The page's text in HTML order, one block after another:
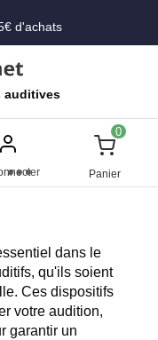
d'achats
auditives
0
Panier
dans le
qu'ils soient
Ces dispositifs
votre audition,
garantir un